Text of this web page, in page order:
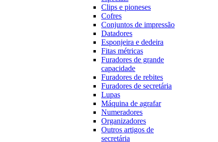
Clips e pioneses
Cofres
Conjuntos de impressão
Datadores
Esponjeira e dedeira
Fitas métricas
Furadores de grande
capacidade
Furadores de rebites
Furadores de secretária
Lupas
Máquina de agrafar
Numeradores
Organizadores
Outros artigos de
secretária